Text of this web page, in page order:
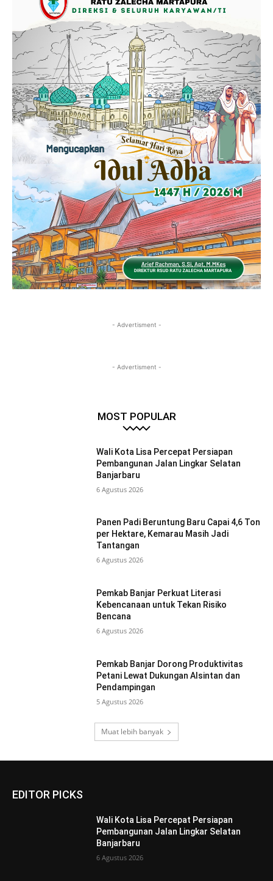
- Advertisment -
- Advertisment -
MOST POPULAR
Wali Kota Lisa Percepat Persiapan
Pembangunan Jalan Lingkar Selatan
Banjarbaru
6 Agustus 2026
Panen Padi Beruntung Baru Capai 4,6 Ton
per Hektare, Kemarau Masih Jadi
Tantangan
6 Agustus 2026
Pemkab Banjar Perkuat Literasi
Kebencanaan untuk Tekan Risiko
Bencana
6 Agustus 2026
Pemkab Banjar Dorong Produktivitas
Petani Lewat Dukungan Alsintan dan
Pendampingan
5 Agustus 2026
Muat lebih banyak
EDITOR PICKS
Wali Kota Lisa Percepat Persiapan
Pembangunan Jalan Lingkar Selatan
Banjarbaru
6 Agustus 2026